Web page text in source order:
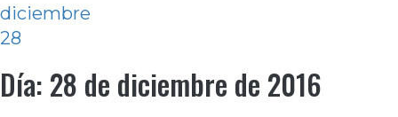
diciembre
28
Día: 28 de diciembre de 2016